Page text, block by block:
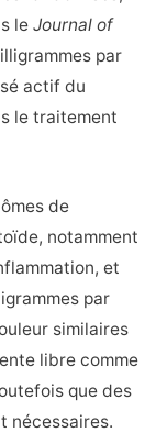
le Journal of
par
actif du
le traitement
de
notamment
et
par
similaires
libre comme
que des
nécessaires.